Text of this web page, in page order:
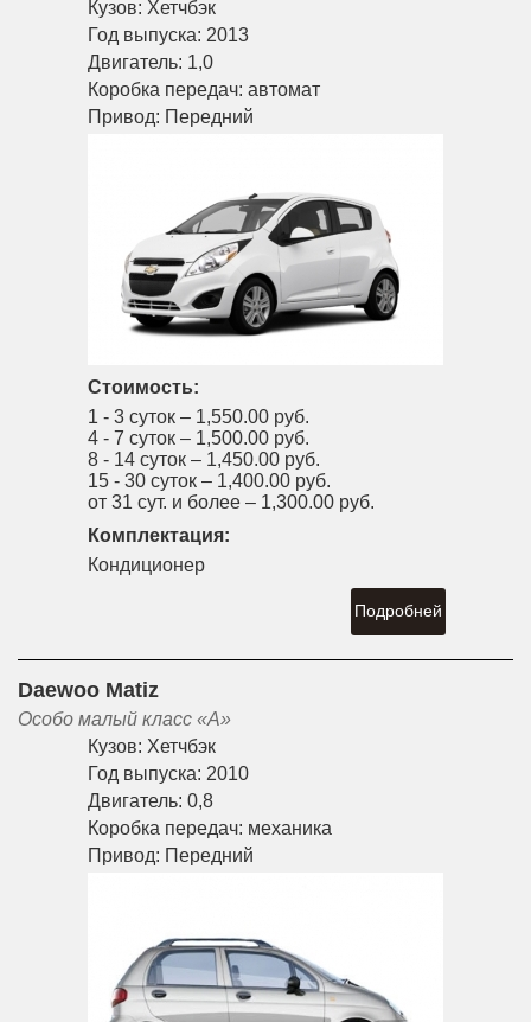
Кузов: Хетчбэк
Год выпуска: 2013
Двигатель: 1,0
Коробка передач: автомат
Привод: Передний
Стоимость:
1 - 3 суток – 1,550.00 руб.
4 - 7 суток – 1,500.00 руб.
8 - 14 суток – 1,450.00 руб.
15 - 30 суток – 1,400.00 руб.
от 31 сут. и более – 1,300.00 руб.
Комплектация:
Кондиционер
Подробней
Daewoo Matiz
Особо малый класс «A»
Кузов: Хетчбэк
Год выпуска: 2010
Двигатель: 0,8
Коробка передач: механика
Привод: Передний